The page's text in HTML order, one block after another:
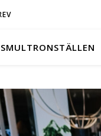
SMULTRONSTÄLLEN